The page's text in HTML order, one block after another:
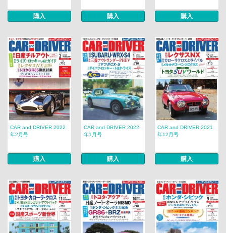
購入 購入 購入
CAR and DRIVER 2022
年2月号
購入
CAR and DRIVER 2022
年1月号
購入
CAR and DRIVER 2021
年12月号
購入